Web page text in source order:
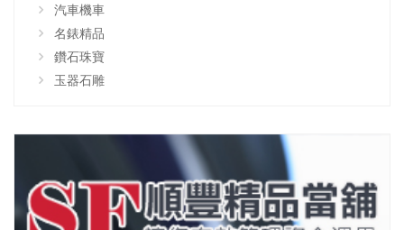
汽車機車
名錶精品
鑽石珠寶
玉器石雕